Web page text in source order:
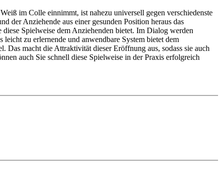
im Colle einnimmt, ist nahezu universell gegen verschiedenste
der Anziehende aus einer gesunden Position heraus das
Spielweise dem Anziehenden bietet. Im Dialog werden
zu erlernende und anwendbare System bietet dem
macht die Attraktivität dieser Eröffnung aus, sodass sie auch
auch Sie schnell diese Spielweise in der Praxis erfolgreich
(also on mistakes) and further explanations.